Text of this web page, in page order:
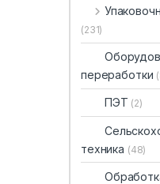
(231)
переработки
ПЭТ (2)
техника (48)